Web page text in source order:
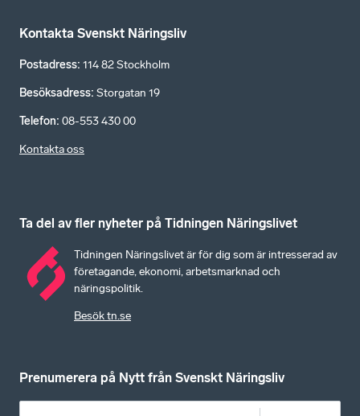
Kontakta Svenskt Näringsliv
Postadress: 114 82 Stockholm
Besöksadress: Storgatan 19
Telefon: 08-553 430 00
Kontakta oss
Ta del av fler nyheter på Tidningen Näringslivet
Tidningen Näringslivet är för dig som är intresserad av
företagande, ekonomi, arbetsmarknad och
näringspolitik.
Besök tn.se
Prenumerera på Nytt från Svenskt Näringsliv